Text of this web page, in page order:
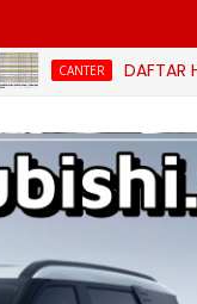
DAFTAR HARGA